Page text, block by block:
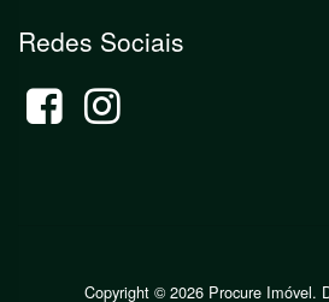
Redes Sociais
Copyright © 2026 Procure Imóvel.